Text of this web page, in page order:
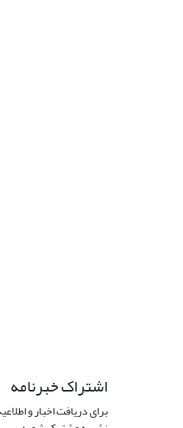
اشتراک خبرنامه
برای دریافت اخبار و